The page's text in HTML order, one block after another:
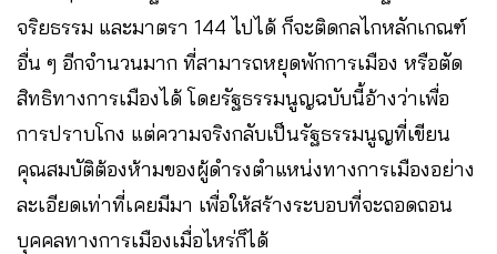
จริยธรรม และมาตรา 144 ไปได้ ก็จะติดกลไกหลักเกณฑ์
อื่น ๆ อีกจำนวนมาก ที่สามารถหยุดพักการเมือง หรือตัด
สิทธิทางการเมืองได้ โดยรัฐธรรมนูญฉบับนี้อ้างว่าเพื่อ
การปราบโกง แต่ความจริงกลับเป็นรัฐธรรมนูญที่เขียน
คุณสมบัติต้องห้ามของผู้ดำรงตำแหน่งทางการเมืองอย่าง
ละเอียดเท่าที่เคยมีมา เพื่อให้สร้างระบอบที่จะถอดถอน
บุคคลทางการเมืองเมื่อไหร่ก็ได้